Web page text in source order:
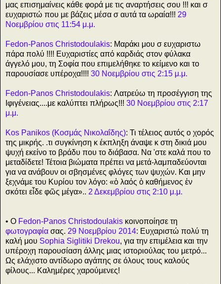
μας επισημαίνεις κάθε φορά με τις αναρτήσεις σου !!! και σ
ευχαριστώ που με βάζεις μέσα σ αυτά τα ωραία!!! 29
Νοεμβρίου στις 11:54 μ.μ.
Fedon-Panos Christodoulakis: Μαράκι μου σ ευχαριστω
πάρα πολύ !!!! Ευχαριστίες από καρδιάς στον φύλακα
άγγελό μου, τη Σοφία που επιμελήθηκε το κείμενο και το
παρουσίασε υπέροχα!!!! 30 Νοεμβρίου στις 2:15 μ.μ.
Fedon-Panos Christodoulakis: Λατρεύω τη προσέγγιση της
Ιφιγένειας....με καλύπτει πλήρως!!! 30 Νοεμβρίου στις 2:17
μ.μ.
Kos Panikos (Κοσμάς Νικολαΐδης): Τι τέλειος αυτός ο χορός
της μικρής. .τι συγκίνηση κ έκπληξη άναψε κ στη δικιά μου
ψυχή εκείνο το βράδυ που το διάβασα. Να 'στε καλά που το
μεταδίδετε! Τέτοια βιώματα πρέπει να μετά-λαμπαδεύονται
για να ανάβουν οι σβησμένες φλόγες των ψυχών. Και μην
ξεχνάμε του Κυρίου τον λόγο: «ὁ λαός ὁ καθήμενος ἐν
σκότει εἶδε φῶς μέγα».. 2 Δεκεμβρίου στις 2:10 μ.μ.
• Ο Fedon-Panos Christodoulakis κοινοποίησε τη
φωτογραφία σας. 29 Νοεμβρίου 2014: Ευχαριστώ πολύ τη
καλή μου Sophia Siglitiki Drekou, για την επιμέλεια και την
υπέροχη παρουσίαση άλλης μιας ιστοριούλας του μετρό...
Ως ελάχιστο αντίδωρο αγάπης σε όλους τους καλούς
φίλους... Καλημέρες χαρούμενες!